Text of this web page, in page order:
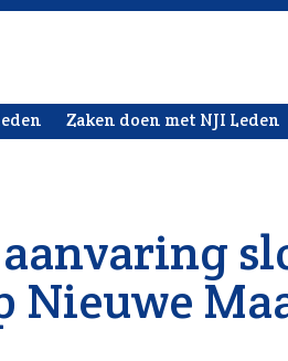
Zaken doen met NJI Leden
Nieuwe